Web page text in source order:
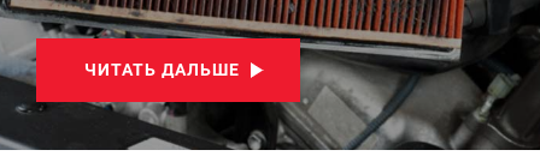
ЧИТАТЬ ДАЛЬШЕ